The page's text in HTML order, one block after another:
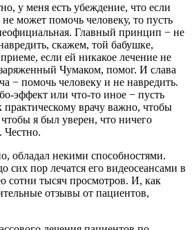
у меня есть убеждение, что если
может помочь человеку, то пусть
Главный принцип − не
скажем, той бабушке,
если ей никакое лечение не
Чумаком, помог. И слава
− помочь человеку и не навредить.
эффект или что-то иное − пусть
врачу важно, чтобы
я был уверен, что ничего
Честно.
некими способностями.
сих пор лечатся его видеосеансами в
сотни тысяч просмотров. И, как
отзывы от пациентов,